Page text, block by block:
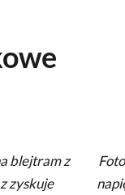
blejtram z
zyskuje